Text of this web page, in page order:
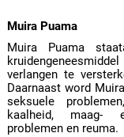
Muira Puama
Muira Puama
verlangen te
Daarnaast word
seksuele
kaalheid, maag-
problemen en reuma.